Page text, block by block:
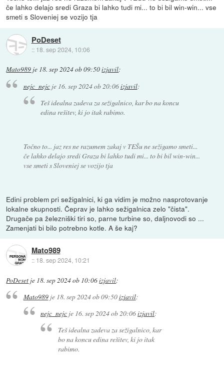
če lahko delajo sredi Graza bi lahko tudi mi... to bi bil win-win... vse
smeti s Sloveniej se vozijo tja
PoDeset
:: 18. sep 2024, 10:06
Mato989 je 18. sep 2024 ob 09:50izjavil:
nejc_nejcje 16. sep 2024 ob 20:06izjavil:
Teš idealna zadeva za sežigalnico, kar bo na koncu
edina rešitev, ki jo itak rabimo.
Točno to... jaz res ne razumem zakaj v TEŠu ne sežigamo smeti...
če lahko delajo sredi Graza bi lahko tudi mi... to bi bil win-win...
vse smeti s Sloveniej se vozijo tja
Edini problem pri sežigalnici, ki ga vidim je možno nasprotovanje
lokalne skupnosti. Čeprav je lahko sežigalnica zelo "čista".
Drugače pa železniški tiri so, parne turbine so, daljnovodi so ...
Zamenjati bi bilo potrebno kotle. A še kaj?
Mato989
:: 18. sep 2024, 10:21
PoDeset je 18. sep 2024 ob 10:06izjavil:
Mato989je 18. sep 2024 ob 09:50izjavil:
nejc_nejc je 16. sep 2024 ob 20:06izjavil:
Teš idealna zadeva za sežigalnico, kar
bo na koncu edina rešitev, ki jo itak
rabimo.